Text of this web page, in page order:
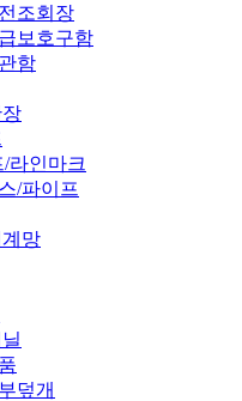
조회장
보호구함
함
라인마크
/파이프
망
덮개